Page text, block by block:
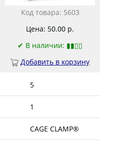
Код товара: 5603
Цена: 50.00 р.
✔ В наличии: ▮▮▯▯
Добавить в корзину
5
1
CAGE CLAMP®